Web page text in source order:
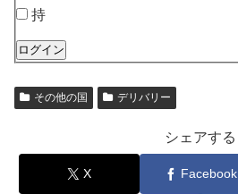
持
ログイン
その他の国 デリバリー
シェアする
X Facebook